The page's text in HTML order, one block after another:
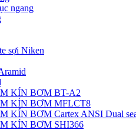
ngang
sợi Niken
KÍN BƠM BT-A2
KÍN BƠM MFLCT8
KÍN BƠM Cartex ANSI Dual
KÍN BƠM SHI366